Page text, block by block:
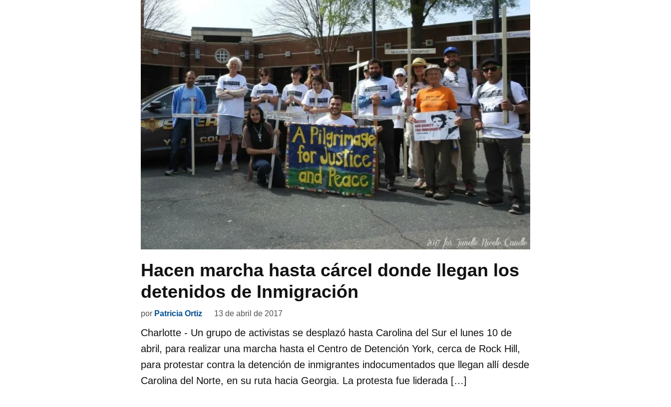
Hacen marcha hasta cárcel donde llegan los
detenidos de Inmigración
por Patricia Ortiz 13 de abril de 2017
Charlotte - Un grupo de activistas se desplazó hasta Carolina del Sur el lunes 10 de
abril, para realizar una marcha hasta el Centro de Detención York, cerca de Rock Hill,
para protestar contra la detención de inmigrantes indocumentados que llegan allí desde
Carolina del Norte, en su ruta hacia Georgia. La protesta fue liderada […]